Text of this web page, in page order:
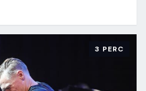
3 PERC